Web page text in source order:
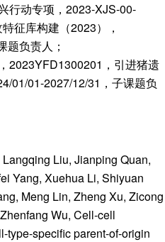
行动专项，2023-XJS-00-
征库构建（2023），
题负责人；
2023YFD1300201，引进猪遗
01/01-2027/12/31，子课题负
Liu, Jianping Quan,
Yang, Xuehua Li, Shiyuan
Meng Lin, Zheng Xu, Zicong
Wu, Cell-cell
type-specific parent-of-origin